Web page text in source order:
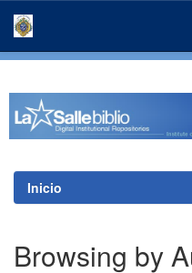
Inicio
Browsing by